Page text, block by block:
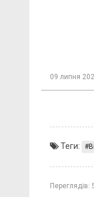
09 липня
Теги:
Переглядів: